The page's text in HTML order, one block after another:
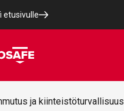
etusivulle
ja kiinteistöturvallisuus